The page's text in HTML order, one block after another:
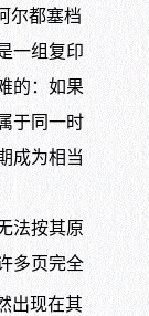
尔都塞档
一组复印
的：如果
于同一时
成为相当
法按其原
多页完全
出现在其